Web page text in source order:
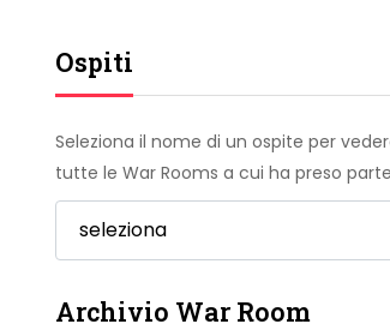
Ospiti
Seleziona il nome di un ospite per
tutte le War Rooms a cui ha preso parte
Archivio War Room